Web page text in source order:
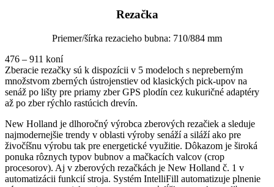
Rezačka
Priemer/šírka rezacieho bubna: 710/884 mm
476 – 911 koní
Zberacie rezačky sú k dispozícii v 5 modeloch s nepreberným
množstvom zberných ústrojenstiev od klasických pick-upov na
senáž po lišty pre priamy zber GPS plodín cez kukuričné adaptéry
až po zber rýchlo rastúcich drevín.
New Holland je dlhoročný výrobca zberových rezačiek a sleduje
najmodernejšie trendy v oblasti výroby senáží a siláží ako pre
živočíšnu výrobu tak pre energetické využitie. Dôkazom je široká
ponuka rôznych typov bubnov a mačkacích valcov (crop
procesorov). Aj v zberových rezačkách je New Holland č. 1 v
automatizácii funkcií stroja. Systém IntelliFill automatizuje plnenie